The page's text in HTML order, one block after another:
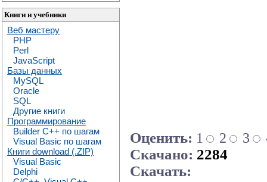
Книги и учебники
Веб мастеру
PHP
Perl
JavaScript
Базы данных
MySQL
Oracle
SQL
Другие книги
Программирование
Builder C++ по шагам
Visual Basic по шагам
Книги download (.ZIP)
Visual Basic
Delphi
Оценить: 1 2 3
Скачано: 2284
Скачать: